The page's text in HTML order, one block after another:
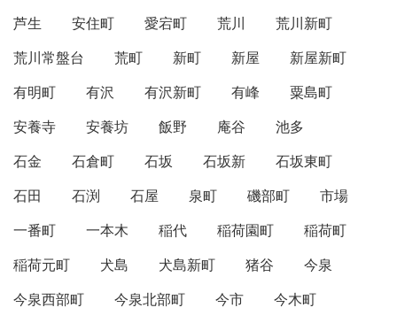
芦生
安住町 愛宕町 荒川
荒川新町
荒川常盤台
荒町 新町 新屋
新屋新町
有明町
有沢 有沢新町 有峰
粟島町
安養寺
安養坊 飯野 庵谷
池多
石金
石倉町 石坂 石坂新
石坂東町
石田
石渕 石屋 泉町 磯部町
市場
一番町
一本木 稲代 稲荷園町
稲荷町
稲荷元町
犬島 犬島新町 猪谷
今泉
今泉西部町
今泉北部町 今市
今木町